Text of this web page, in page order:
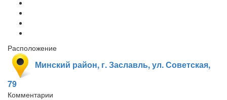
Расположение
Минский район, г. Заславль, ул. Советская,
79
Комментарии